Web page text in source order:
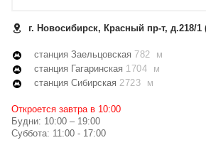
г. Новосибирск, Красный пр-т, д.218/1
станция Заельцовская 782 м
станция Гагаринская 1704 м
станция Сибирская 2723 м
Откроется завтра в 10:00
Будни: 10:00 – 19:00
Суббота: 11:00 - 17:00